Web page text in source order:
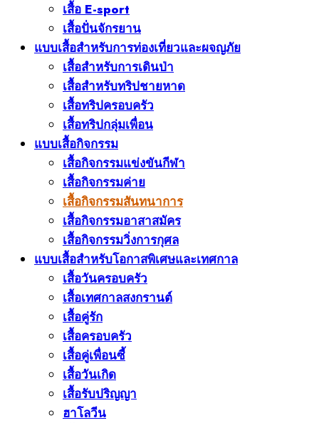
เสื้อ E-sport
เสื้อปั่นจักรยาน
แบบเสื้อสำหรับการท่องเที่ยวและผจญภัย
เสื้อสำหรับการเดินป่า
เสื้อสำหรับทริปชายหาด
เสื้อทริปครอบครัว
เสื้อทริปกลุ่มเพื่อน
แบบเสื้อกิจกรรม
เสื้อกิจกรรมแข่งขันกีฬา
เสื้อกิจกรรมค่าย
เสื้อกิจกรรมสันทนาการ
เสื้อกิจกรรมอาสาสมัคร
เสื้อกิจกรรมวิ่งการกุศล
แบบเสื้อสำหรับโอกาสพิเศษและเทศกาล
เสื้อวันครอบครัว
เสื้อเทศกาลสงกรานต์
เสื้อคู่รัก
เสื้อครอบครัว
เสื้อคู่เพื่อนซี้
เสื้อวันเกิด
เสื้อรับปริญญา
ฮาโลวีน